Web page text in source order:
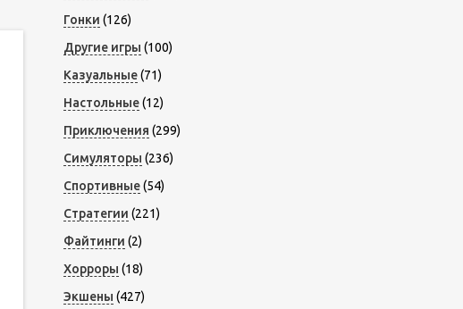
Гонки (126)
Другие игры (100)
Казуальные(71)
Настольные(12)
Приключения (299)
Симуляторы (236)
Спортивные(54)
Стратегии (221)
Файтинги (2)
Хорроры (18)
Экшены (427)